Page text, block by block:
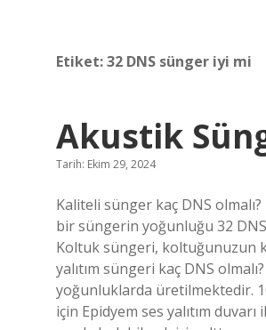
Etiket:32 DNS sünger iyi mi
Akustik
Tarih: Ekim 29, 2024
Kaliteli sünger kaç DNS
bir süngerin yoğunluğu 32 DNS
Koltuk süngeri, koltuğunuzun
yalıtım süngeri kaç DNS
yoğunluklarda üretilmektedir.
için Epidyem ses yalıtım